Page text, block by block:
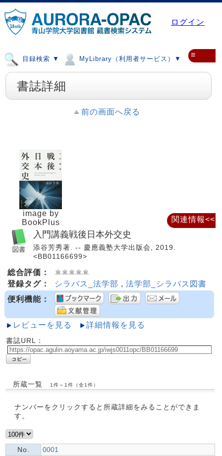
ログイン
目録検索 ▼ MyLibrary（利用者サービス）▼ ≡
書誌詳細
前の画面へ戻る
image by
BookPlus
入門講義戦後日本外交史
添谷芳秀著. -- 慶應義塾大学出版会, 2019.
<BB01166699>
総合評価：
登録タグ：
シラバス_法学部 , 法学部_シラバス図書
便利機能：
レビューを見る 詳細情報を見る
書誌URL：
所蔵一覧 1件～1件（全1件）
ナンバーをクリックすると所蔵詳細をみることができま
す。
No.
0001
関連情報<<